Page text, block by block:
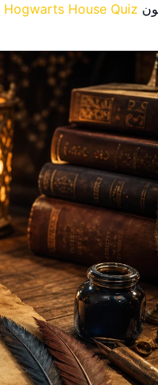
تجربة Hogwarts House Quiz